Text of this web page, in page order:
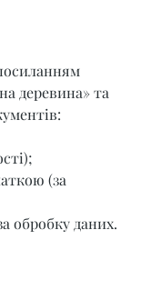
деревина» та
(за
обробку даних.